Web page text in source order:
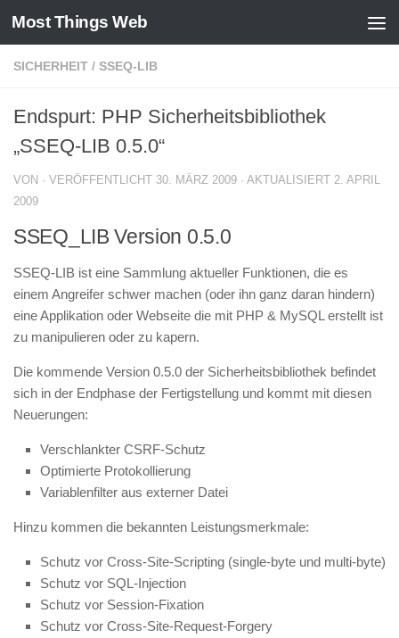
Zum Inhalt springen
Most Things Web
SICHERHEIT / SSEQ-LIB
Endspurt: PHP Sicherheitsbibliothek
„SSEQ-LIB 0.5.0“
VON · VERÖFFENTLICHT 30. MÄRZ 2009 · AKTUALISIERT 2. APRIL
2009
SSEQ_LIB Version 0.5.0
SSEQ-LIB ist eine Sammlung aktueller Funktionen, die es
einem Angreifer schwer machen (oder ihn ganz daran hindern)
eine Applikation oder Webseite die mit PHP & MySQL erstellt ist
zu manipulieren oder zu kapern.
Die kommende Version 0.5.0 der Sicherheitsbibliothek befindet
sich in der Endphase der Fertigstellung und kommt mit diesen
Neuerungen:
Verschlankter CSRF-Schutz
Optimierte Protokollierung
Variablenfilter aus externer Datei
Hinzu kommen die bekannten Leistungsmerkmale:
Schutz vor Cross-Site-Scripting (single-byte und multi-byte)
Schutz vor SQL-Injection
Schutz vor Session-Fixation
Schutz vor Cross-Site-Request-Forgery